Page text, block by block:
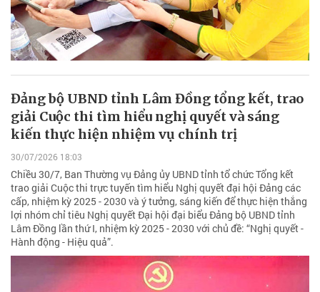
Đảng bộ UBND tỉnh Lâm Đồng tổng kết, trao
giải Cuộc thi tìm hiểu nghị quyết và sáng
kiến thực hiện nhiệm vụ chính trị
30/07/2026 18:03
Chiều 30/7, Ban Thường vụ Đảng ủy UBND tỉnh tổ chức Tổng kết
trao giải Cuộc thi trực tuyến tìm hiểu Nghị quyết đại hội Đảng các
cấp, nhiệm kỳ 2025 - 2030 và ý tưởng, sáng kiến để thực hiện thắng
lợi nhóm chỉ tiêu Nghị quyết Đại hội đại biểu Đảng bộ UBND tỉnh
Lâm Đồng lần thứ I, nhiệm kỳ 2025 - 2030 với chủ đề: “Nghị quyết -
Hành động - Hiệu quả”.